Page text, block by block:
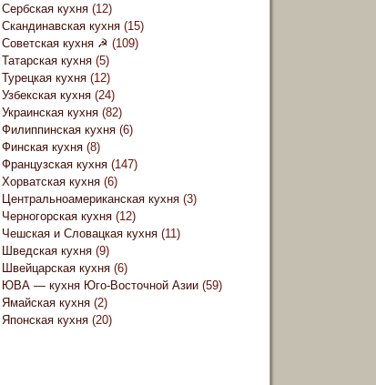
Сербская кухня (12)
Скандинавская кухня (15)
Советская кухня ☭ (109)
Татарская кухня (5)
Турецкая кухня (12)
Узбекская кухня (24)
Украинская кухня (82)
Филиппинская кухня (6)
Финская кухня (8)
Французская кухня (147)
Хорватская кухня (6)
Центральноамериканская кухня (3)
Черногорская кухня (12)
Чешская и Словацкая кухня (11)
Шведская кухня (9)
Швейцарская кухня (6)
ЮВА — кухня Юго-Восточной Азии (59)
Ямайская кухня (2)
Японская кухня (20)